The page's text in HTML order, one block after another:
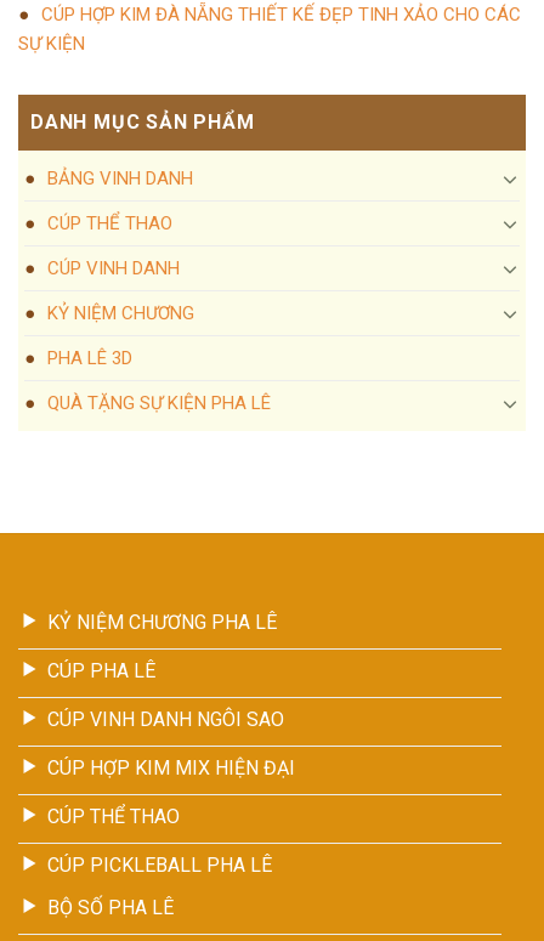
CÚP HỢP KIM ĐÀ NẴNG THIẾT KẾ ĐẸP TINH XẢO CHO CÁC
SỰ KIỆN
DANH MỤC SẢN PHẨM
BẢNG VINH DANH
CÚP THỂ THAO
CÚP VINH DANH
KỶ NIỆM CHƯƠNG
PHA LÊ 3D
QUÀ TẶNG SỰ KIỆN PHA LÊ
KỶ NIỆM CHƯƠNG PHA LÊ
CÚP PHA LÊ
CÚP VINH DANH NGÔI SAO
CÚP HỢP KIM MIX HIỆN ĐẠI
CÚP THỂ THAO
CÚP PICKLEBALL PHA LÊ
BỘ SỐ PHA LÊ